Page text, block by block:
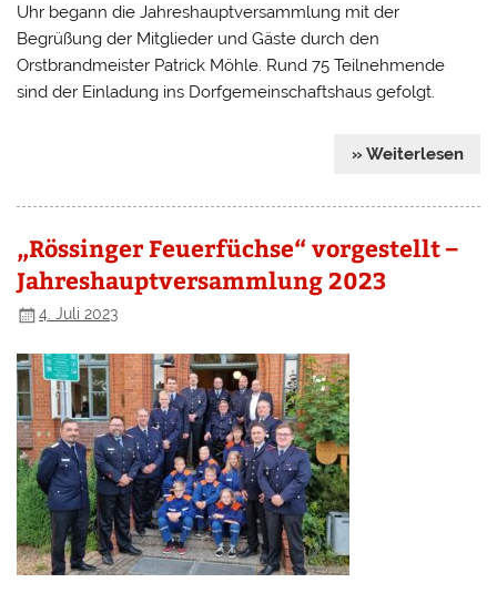
Uhr begann die Jahreshauptversammlung mit der
Begrüßung der Mitglieder und Gäste durch den
Orstbrandmeister Patrick Möhle. Rund 75 Teilnehmende
sind der Einladung ins Dorfgemeinschaftshaus gefolgt.
» Weiterlesen
„Rössinger Feuerfüchse“ vorgestellt –
Jahreshauptversammlung 2023
4. Juli 2023